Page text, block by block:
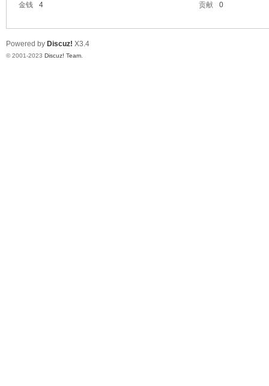
金钱
4 贡献 0
Powered by Discuz! X3.4
© 2001-2023 Discuz! Team